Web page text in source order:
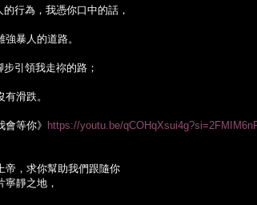
的行為，我憑你口中的話，
強暴人的道路。
步引領我走祢的路；
有滑跌。
會等你》 https://youtu.be/
帝，求你幫助我們跟隨你
寧靜之地，